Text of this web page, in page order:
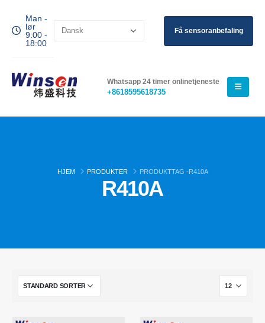
Man -
lør
9:00 -
18:00
Få sensoranbefaling
Whatsapp 24 timer onlinetjeneste
+8618595618735
HJEM PRODUKTER PRODUKTTAG -R410A
R410A